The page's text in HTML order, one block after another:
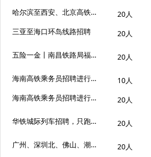
哈尔滨至西安、北京高铁动车招聘已开始 20人
三亚至海口环岛线路招聘 20人
五险一金丨南昌铁路局福州客运段乘务员招聘 20人
海南高铁乘务员招聘进行中，女生为主，目前名单统计中 10人
海南高铁乘务员招聘进行中，女生为主，目前名单统计中 20人
华铁城际列车招聘，只跑短途线路 20人
广州、深圳北、佛山、潮汕等站点高铁乘务人员储备招聘 20人